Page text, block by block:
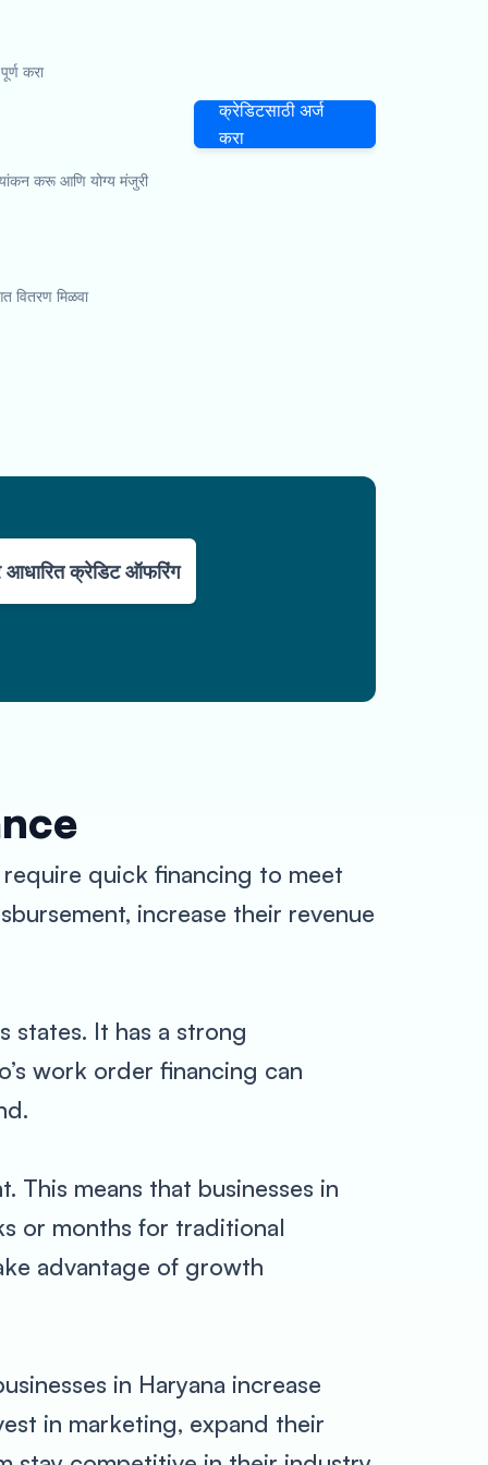
करा
करू आणि योग्य मंजुरी
वितरण मिळवा
क्रेडिटसाठी अर्ज
करा
आधारित क्रेडिट ऑफरिंग
quick financing to meet
increase their revenue
states. It has a strong
work order financing can
This means that businesses in
or months for traditional
advantage of growth
in Haryana increase
in marketing, expand their